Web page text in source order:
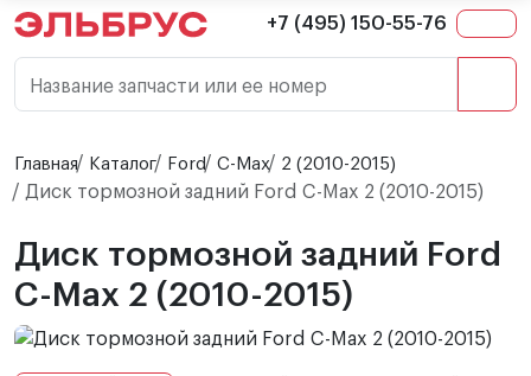
+7 (495) 150-55-76
Название запчасти или ее номер
Главная Каталог Ford C-Max 2 (2010-2015)
Диск тормозной задний Ford C-Max 2 (2010-2015)
Диск тормозной задний Ford
C-Max 2 (2010-2015)